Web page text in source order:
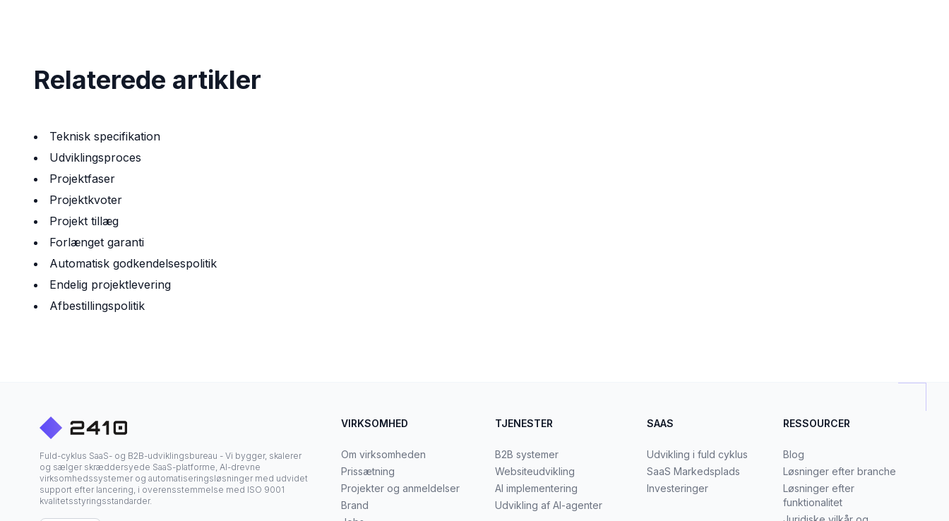
Relaterede artikler
Teknisk specifikation
Udviklingsproces
Projektfaser
Projektkvoter
Projekt tillæg
Forlænget garanti
Automatisk godkendelsespolitik
Endelig projektlevering
Afbestillingspolitik
Fuld-cyklus SaaS- og B2B-udviklingsbureau - Vi bygger, skalerer
og sælger skræddersyede SaaS-platforme, AI-drevne
virksomhedssystemer og automatiseringsløsninger med udvidet
support efter lancering, i overensstemmelse med ISO 9001
kvalitetsstyringsstandarder.
VIRKSOMHED
Om virksomheden
Prissætning
Projekter og anmeldelser
Brand
TJENESTER
B2B systemer
Websiteudvikling
AI implementering
Udvikling af AI-agenter
SAAS
Udvikling i fuld cyklus
SaaS Markedsplads
Investeringer
RESSOURCER
Blog
Løsninger efter branche
Løsninger efter
funktionalitet